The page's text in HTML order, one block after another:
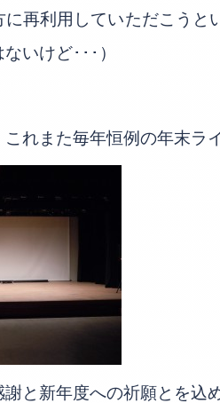
再利用していただこうと
いけど･･･）
れまた毎年恒例の年末ラ
と新年度への祈願とを込